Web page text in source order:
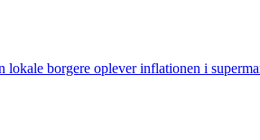
borgere oplever inflationen i